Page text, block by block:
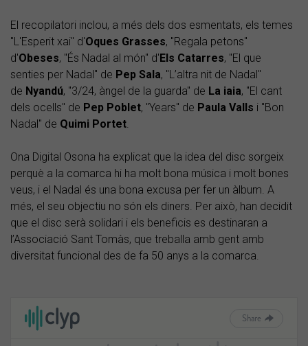
El recopilatori inclou, a més dels dos esmentats, els temes
"L'Esperit xai" d'Oques Grasses, "Regala petons"
d'Obeses, "És Nadal al món" d' Els Catarres, "El que
senties per Nadal" de Pep Sala, "L’altra nit de Nadal"
de Nyandú, "3/24, àngel de la guarda" de La iaia, "El cant
dels ocells" de Pep Poblet, "Years" de Paula Valls i "Bon
Nadal" de Quimi Portet.
Ona Digital Osona ha explicat que la idea del disc sorgeix
perquè a la comarca hi ha molt bona música i molt bones
veus, i el Nadal és una bona excusa per fer un àlbum. A
més, el seu objectiu no són els diners. Per això, han decidit
que el disc serà solidari i els beneficis es destinaran a
l’Associació Sant Tomàs, que treballa amb gent amb
diversitat funcional des de fa 50 anys a la comarca.